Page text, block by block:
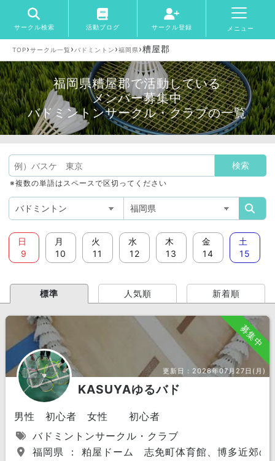
サークル検索 活動ブログ サークル登録 メニュー
TOP›サークル一覧 › バドミントン ›福岡県›糟屋郡
福岡県糟屋郡で活動している
メンバー募集中
バドミントンサークル・クラブの一覧
※複数の単語はスペースで区切ってください
日
9
月
10
火
11
水
12
木
13
金
14
土
15
標準 人気順 新着順
募集中
更新日： 2026年07月27日(月)
KASUYAゆるバド
男性 初心者 女性 初心者
バドミントンサークル・クラブ
福岡県 ： 粕屋ドーム 志免町体育館、博多近郊の